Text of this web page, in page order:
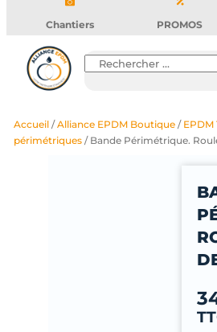
b
o
o
k
u
b d
n
Chantiers PROMOS
Rechercher
Accueil/Alliance EPDM Boutique/
périmétriques/ Bande Périmétrique.